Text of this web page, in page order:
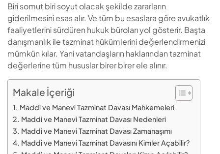
Biri somut biri soyut olacak şekilde zararların
giderilmesini esas alır. Ve tüm bu esaslara göre avukatlık
faaliyetlerini sürdüren hukuk büroları yol gösterir. Başta
danışmanlık ile tazminat hükümlerini değerlendirmenizi
mümkün kılar. Yani vatandaşların haklarından tazminat
değerlerine tüm hususlar birer birer ele alınır.
Makale İçeriği
Maddi ve Manevi Tazminat Davası Mahkemeleri
Maddi ve Manevi Tazminat Davası Nedenleri
Maddi ve Manevi Tazminat Davası Zamanaşımı
Maddi ve Manevi Tazminat Davasını Kimler Açabilir?